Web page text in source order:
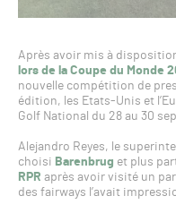
Après avoir mis à
lors de la Coupe du Monde
nouvelle compétition de
édition, les Etats-Unis et
Golf National du 28 au 30
Alejandro Reyes, le
choisi Barenbrug et plus
RPR après avoir visité un
des fairways l’avait